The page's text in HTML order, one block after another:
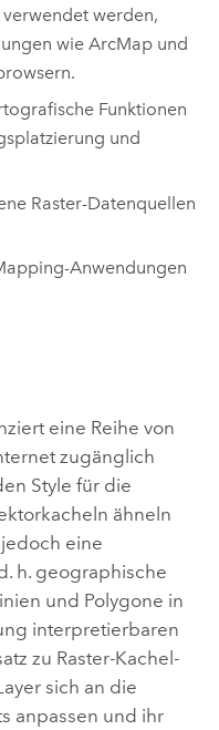
werden,
wieArcMap und
Funktionen
und
Raster-Datenquellen
Anwendungen
eine Reihe von
zugänglich
Style für die
ähneln
eine
h. geographische
und Polygone in
interpretierbaren
zu Raster-Kachel-
sich an die
anpassen und ihr